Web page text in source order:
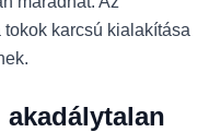
tokok karcsú kialakítása